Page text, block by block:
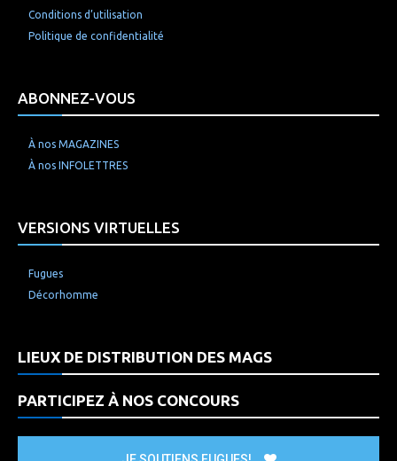
Conditions d’utilisation
Politique de confidentialité
ABONNEZ-VOUS
À nos MAGAZINES
À nos INFOLETTRES
VERSIONS VIRTUELLES
Fugues
Décorhomme
LIEUX DE DISTRIBUTION DES MAGS
PARTICIPEZ À NOS CONCOURS